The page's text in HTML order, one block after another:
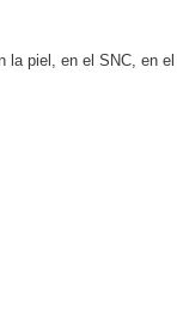
piel, en el SNC, en